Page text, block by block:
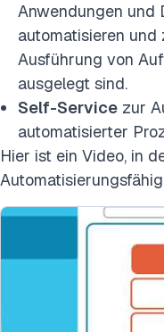
Anwendungen und
automatisieren
Ausführung von
ausgelegt sind.
Self-Service zur
automatisierter
Hier ist ein Video, in